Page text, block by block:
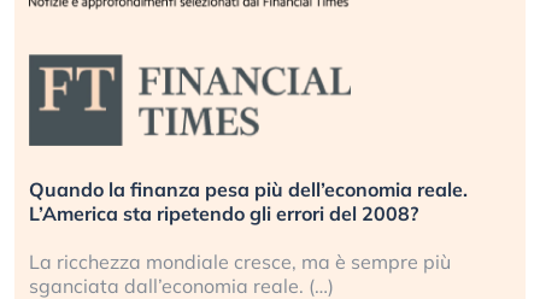
Quando la finanza pesa più dell’economia reale.
L’America sta ripetendo gli errori del 2008?
La ricchezza mondiale cresce, ma è sempre più
sganciata dall’economia reale. (…)